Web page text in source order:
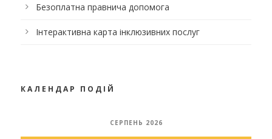
Безоплатна правнича допомога
Інтерактивна карта інклюзивних послуг
КАЛЕНДАР ПОДІЙ
СЕРПЕНЬ 2026